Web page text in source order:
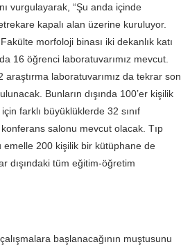
vurgulayarak, “Şu anda içinde
kapalı alan üzerine kuruluyor.
morfoloji binası iki dekanlık katı
16 öğrenci laboratuvarımız mevcut.
laboratuvarımız da tekrar son
Bunların dışında 100’er kişilik
farklı büyüklüklerde 32 sınıf
salonu mevcut olacak. Tıp
emelle 200 kişilik bir kütüphane de
dışındaki tüm eğitim-öğretim
başlanacağının muştusunu